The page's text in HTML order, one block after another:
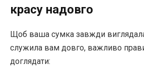
красу надовго
Щоб ваша сумка завжди
служила вам довго, важливо
доглядати: